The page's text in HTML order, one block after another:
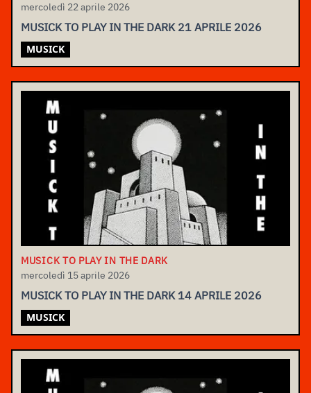
mercoledì 22 aprile 2026
MUSICK TO PLAY IN THE DARK 21 APRILE 2026
MUSICK
MUSICK TO PLAY IN THE DARK
mercoledì 15 aprile 2026
MUSICK TO PLAY IN THE DARK 14 APRILE 2026
MUSICK